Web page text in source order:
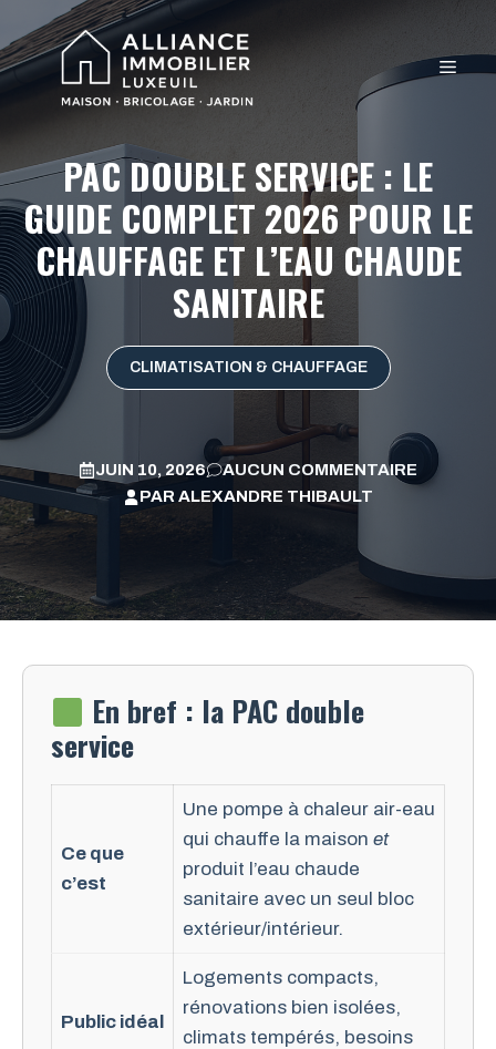
au
contenu
PAC DOUBLE SERVICE : LE
GUIDE COMPLET 2026 POUR LE
CHAUFFAGE ET L’EAU CHAUDE
SANITAIRE
CLIMATISATION & CHAUFFAGE
JUIN 10, 2026
AUCUN COMMENTAIRE
PAR ALEXANDRE THIBAULT
En bref : la PAC double
service
Ce que
c’est
Une pompe à chaleur air-eau
qui chauffe la maison et
produit l’eau chaude
sanitaire avec un seul bloc
extérieur/intérieur.
Public idéal
Logements compacts,
rénovations bien isolées,
climats tempérés, besoins